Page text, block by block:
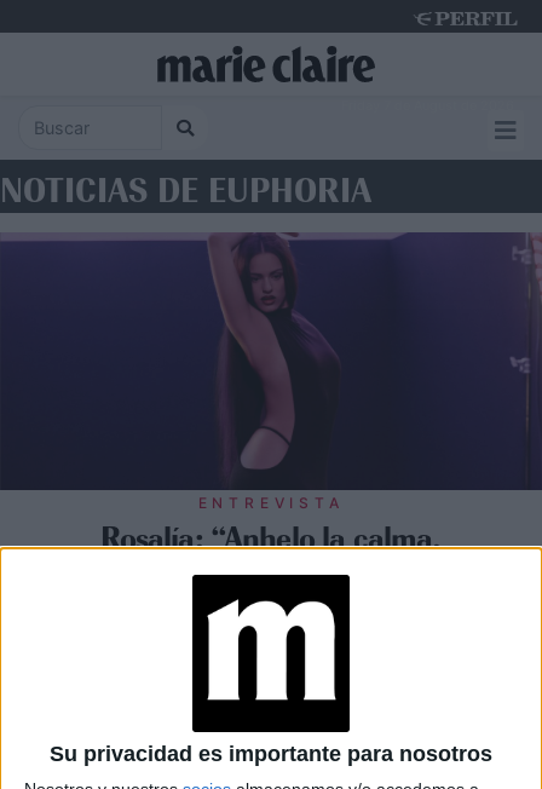
Su privacidad es importante para nosotros
NOTICIAS DE EUPHORIA
ENTREVISTA
Rosalía: “Anhelo la calma,
aunque el caos hace que la
tinta fluya”